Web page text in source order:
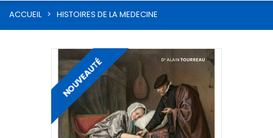
ACCUEIL > HISTOIRES DE LA MEDECINE